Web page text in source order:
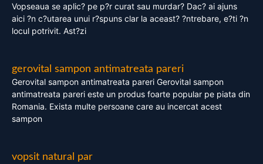
Vopseaua se aplic? pe p?r curat sau murdar? Dac? ai ajuns
aici ?n c?utarea unui r?spuns clar la aceast? ?ntrebare, e?ti ?n
locul potrivit. Ast?zi
gerovital sampon antimatreata pareri
Gerovital sampon antimatreata pareri Gerovital sampon
antimatreata pareri este un produs foarte popular pe piata din
Romania. Exista multe persoane care au incercat acest
sampon
vopsit natural par